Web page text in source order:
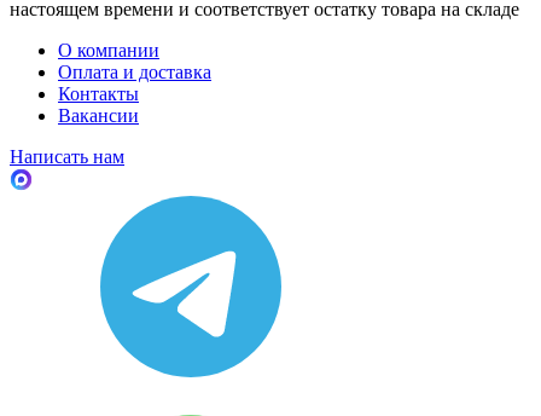
настоящем времени и соответствует остатку товара на складе
О компании
Оплата и доставка
Контакты
Вакансии
Написать нам